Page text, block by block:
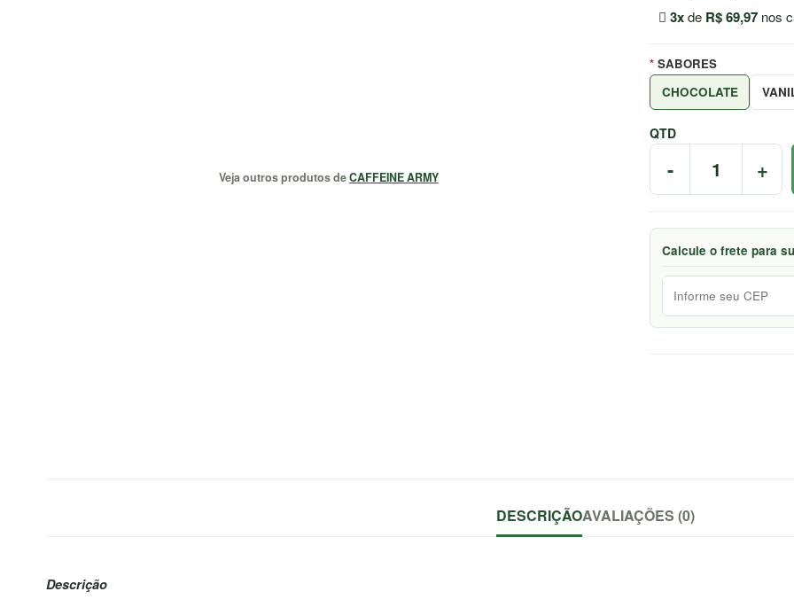
Veja outros produtos deCAFFEINE ARMY
3xde R$ 69,97 nos
SABORES
CHOCOLATE
QTD
- +
Calcule o frete para
DESCRIÇÃOAVALIAÇÕES (0)
Descrição